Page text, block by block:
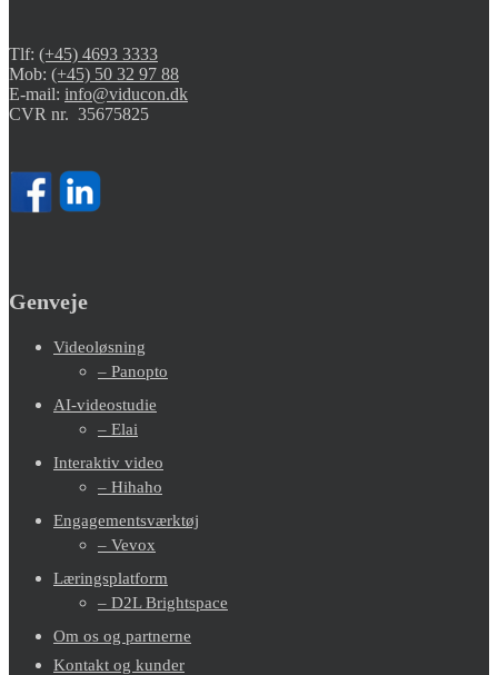
Tlf: (+45) 4693 3333
Mob: (+45) 50 32 97 88
E-mail: info@viducon.dk
CVR nr. 35675825
Genveje
Videoløsning
– Panopto
AI-videostudie
– Elai
Interaktiv video
– Hihaho
Engagementsværktøj
– Vevox
Læringsplatform
– D2L Brightspace
Om os og partnerne
Kontakt og kunder